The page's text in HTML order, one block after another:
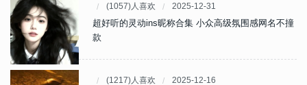
(1057)人喜欢 2025-12-31
超好听的灵动ins昵称合集 小众高级氛围感网名不撞
款
(1217)人喜欢 2025-12-16